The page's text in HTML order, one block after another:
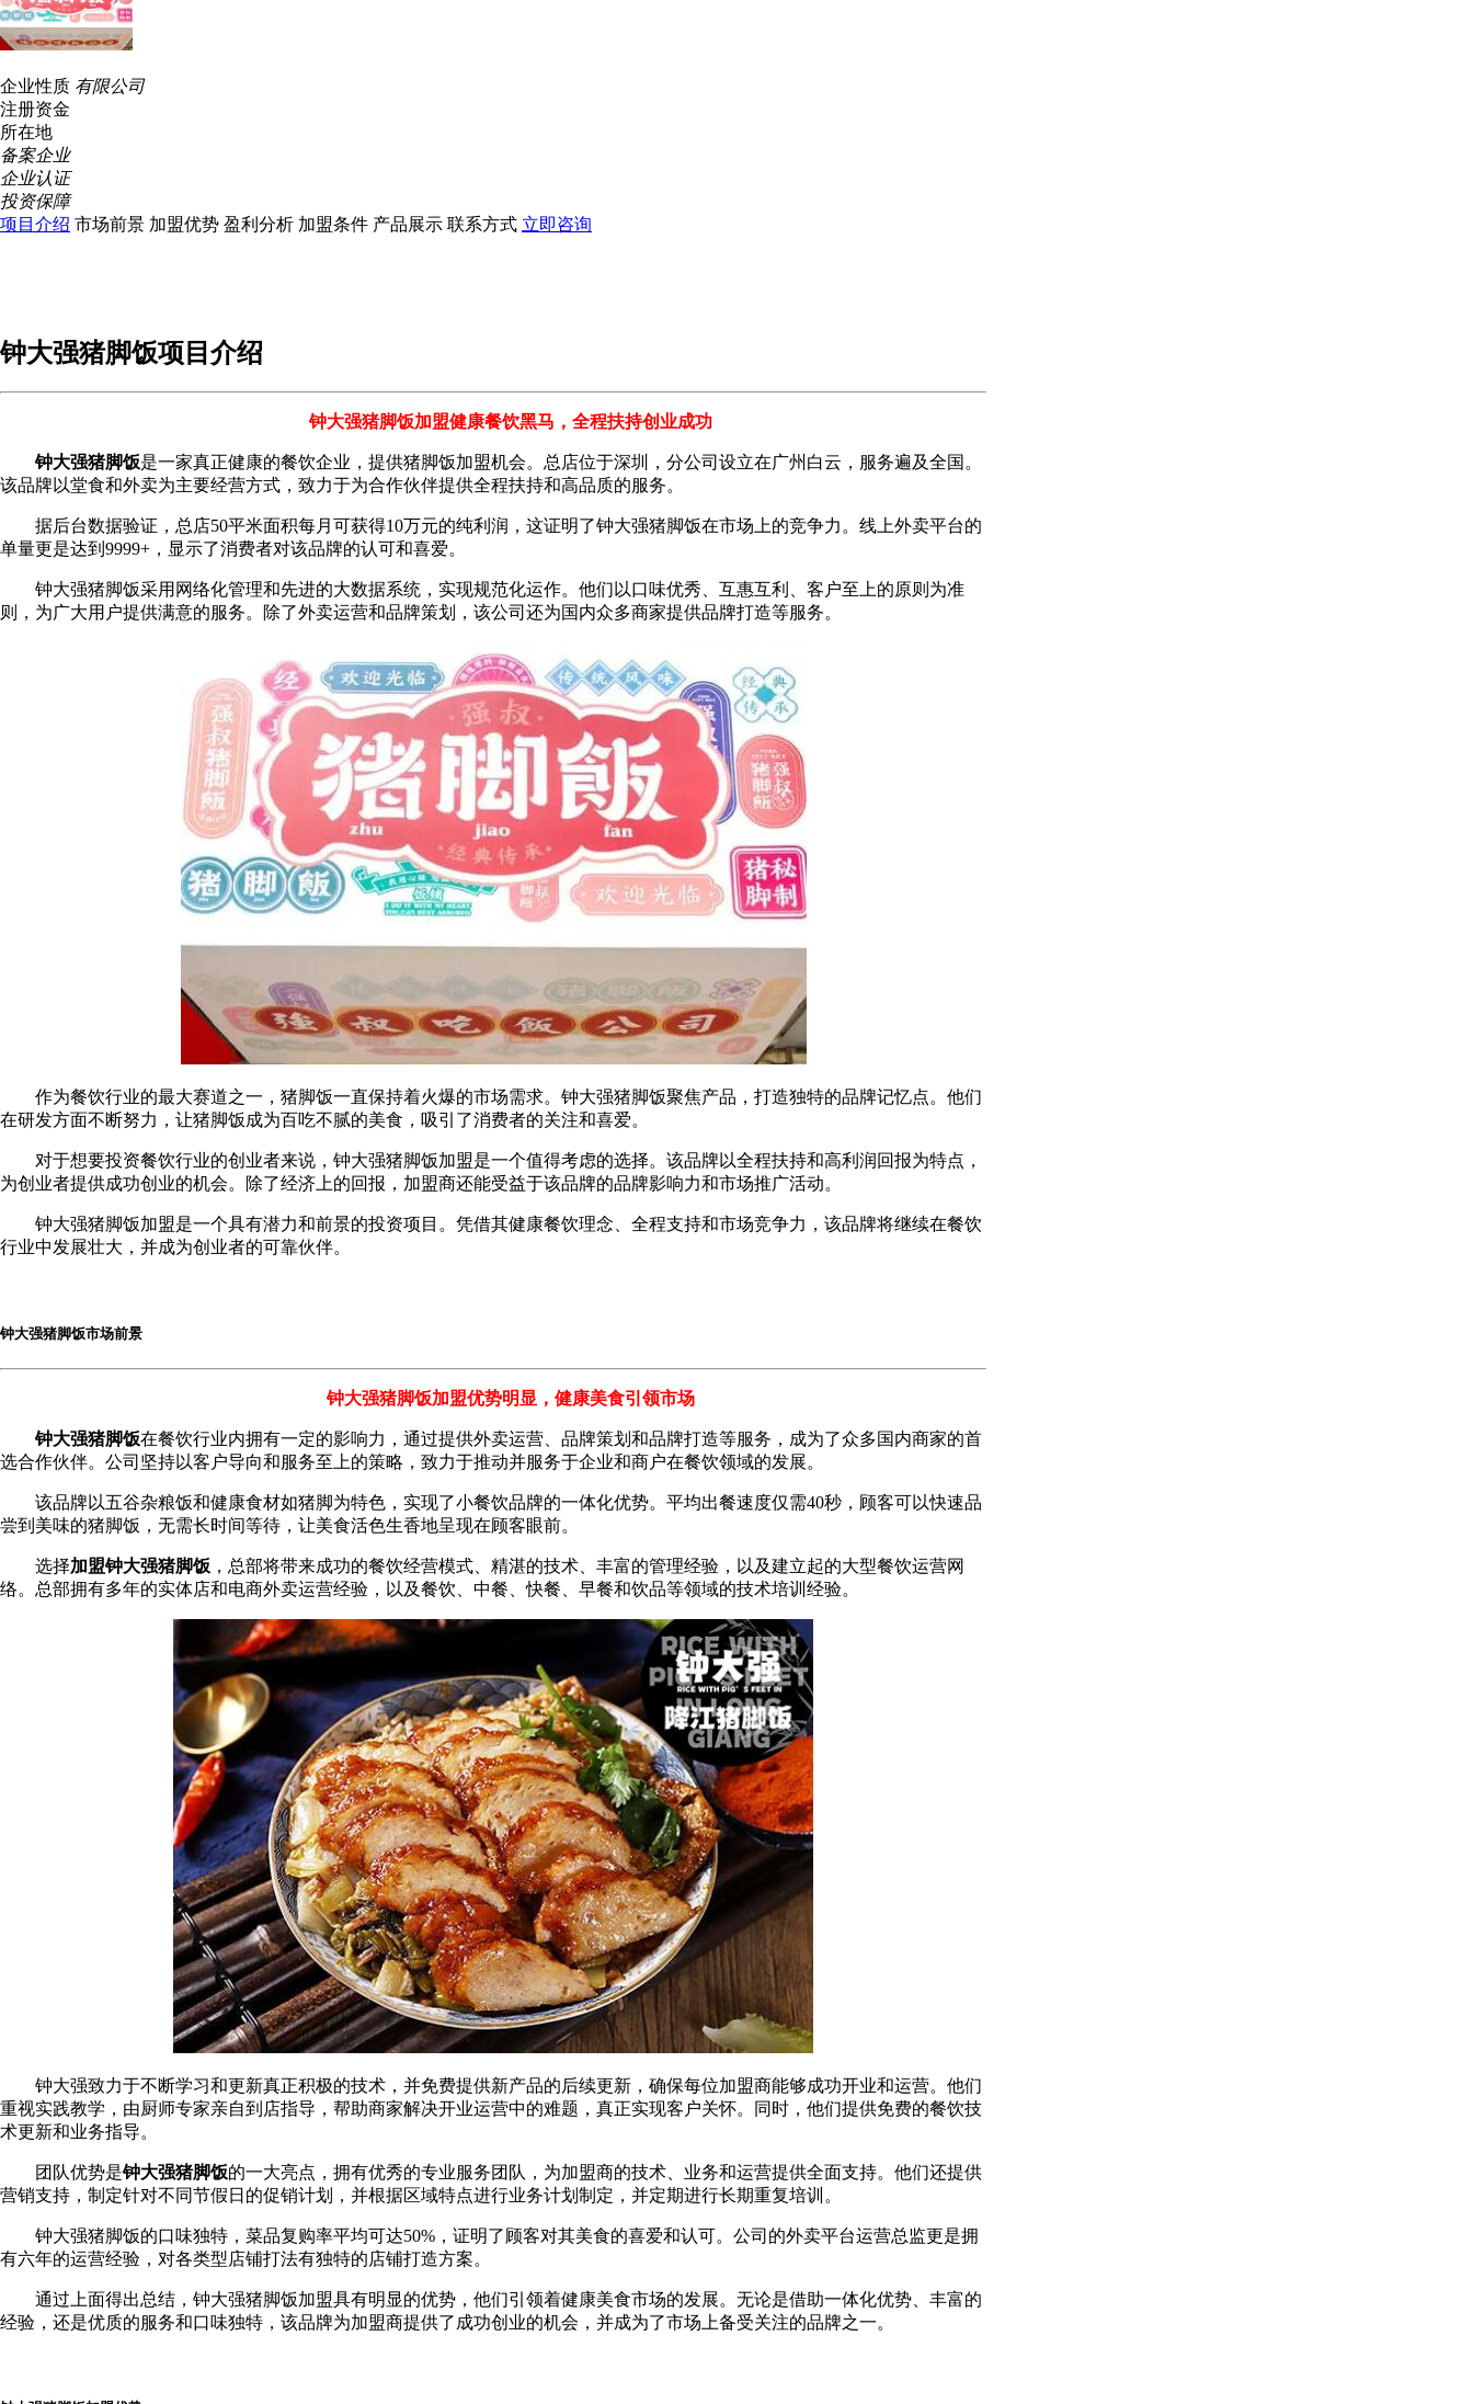
企业性质 有限公司
注册资金
所在地
备案企业
企业认证
投资保障
项目介绍 市场前景 加盟优势 盈利分析 加盟条件 产品展示 联系方式 立即咨询
钟大强猪脚饭项目介绍
钟大强猪脚饭加盟健康餐饮黑马，全程扶持创业成功
钟大强猪脚饭是一家真正健康的餐饮企业，提供猪脚饭加盟机会。总店位于深圳，分公司设立在广州白云，服务遍及全国。
该品牌以堂食和外卖为主要经营方式，致力于为合作伙伴提供全程扶持和高品质的服务。
据后台数据验证，总店50平米面积每月可获得10万元的纯利润，这证明了钟大强猪脚饭在市场上的竞争力。线上外卖平台的
单量更是达到9999+，显示了消费者对该品牌的认可和喜爱。
钟大强猪脚饭采用网络化管理和先进的大数据系统，实现规范化运作。他们以口味优秀、互惠互利、客户至上的原则为准
则，为广大用户提供满意的服务。除了外卖运营和品牌策划，该公司还为国内众多商家提供品牌打造等服务。
作为餐饮行业的最大赛道之一，猪脚饭一直保持着火爆的市场需求。钟大强猪脚饭聚焦产品，打造独特的品牌记忆点。他们
在研发方面不断努力，让猪脚饭成为百吃不腻的美食，吸引了消费者的关注和喜爱。
对于想要投资餐饮行业的创业者来说，钟大强猪脚饭加盟是一个值得考虑的选择。该品牌以全程扶持和高利润回报为特点，
为创业者提供成功创业的机会。除了经济上的回报，加盟商还能受益于该品牌的品牌影响力和市场推广活动。
钟大强猪脚饭加盟是一个具有潜力和前景的投资项目。凭借其健康餐饮理念、全程支持和市场竞争力，该品牌将继续在餐饮
行业中发展壮大，并成为创业者的可靠伙伴。
钟大强猪脚饭市场前景
钟大强猪脚饭加盟优势明显，健康美食引领市场
钟大强猪脚饭在餐饮行业内拥有一定的影响力，通过提供外卖运营、品牌策划和品牌打造等服务，成为了众多国内商家的首
选合作伙伴。公司坚持以客户导向和服务至上的策略，致力于推动并服务于企业和商户在餐饮领域的发展。
该品牌以五谷杂粮饭和健康食材如猪脚为特色，实现了小餐饮品牌的一体化优势。平均出餐速度仅需40秒，顾客可以快速品
尝到美味的猪脚饭，无需长时间等待，让美食活色生香地呈现在顾客眼前。
选择加盟钟大强猪脚饭 ，总部将带来成功的餐饮经营模式、精湛的技术、丰富的管理经验，以及建立起的大型餐饮运营网
络。总部拥有多年的实体店和电商外卖运营经验，以及餐饮、中餐、快餐、早餐和饮品等领域的技术培训经验。
钟大强致力于不断学习和更新真正积极的技术，并免费提供新产品的后续更新，确保每位加盟商能够成功开业和运营。他们
重视实践教学，由厨师专家亲自到店指导，帮助商家解决开业运营中的难题，真正实现客户关怀。同时，他们提供免费的餐饮技
术更新和业务指导。
团队优势是钟大强猪脚饭的一大亮点，拥有优秀的专业服务团队，为加盟商的技术、业务和运营提供全面支持。他们还提供
营销支持，制定针对不同节假日的促销计划，并根据区域特点进行业务计划制定，并定期进行长期重复培训。
钟大强猪脚饭的口味独特，菜品复购率平均可达50%，证明了顾客对其美食的喜爱和认可。公司的外卖平台运营总监更是拥
有六年的运营经验，对各类型店铺打法有独特的店铺打造方案。
通过上面得出总结，钟大强猪脚饭加盟具有明显的优势，他们引领着健康美食市场的发展。无论是借助一体化优势、丰富的
经验，还是优质的服务和口味独特，该品牌为加盟商提供了成功创业的机会，并成为了市场上备受关注的品牌之一。